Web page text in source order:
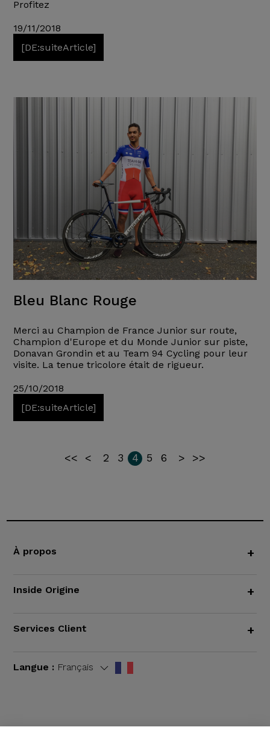
Profitez
19/11/2018
[DE:suiteArticle]
Bleu Blanc Rouge
Merci au Champion de France Junior sur route,
Champion d'Europe et du Monde Junior sur piste,
Donavan Grondin et au Team 94 Cycling pour leur
visite. La tenue tricolore était de rigueur.
25/10/2018
[DE:suiteArticle]
<< < 2 3 4 5 6 > >>
À propos +
Inside Origine +
Services Client +
Langue : Français